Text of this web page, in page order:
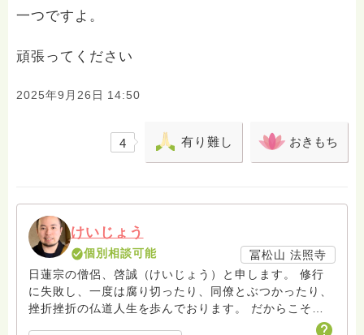
一つですよ。
頑張ってください
2025年9月26日 14:50
4 有り難し おきもち
けいじょう
個別相談可能
冨松山 法照寺
日蓮宗の僧侶、啓誠（けいじょう）と申します。 修行
に失敗し、一度は腐り切ったり、同僚とぶつかったり、
挫折挫折の仏道人生を歩んでおります。 だからこそわ
かる、答えられることがきっとあると思ってHasunoha